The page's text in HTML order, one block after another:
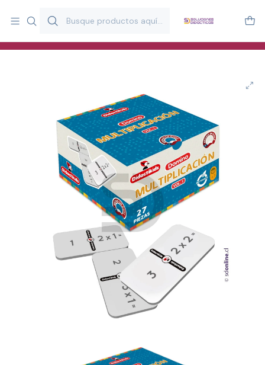
y estimulación infantil en Chile.
Especialistas en recursos educativos para aulas, terapeutas y